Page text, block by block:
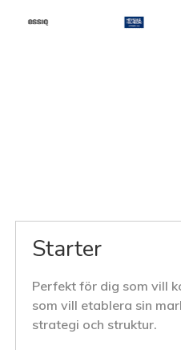
Starter
Perfekt för dig som vill
som vill etablera sin
strategi och struktur.